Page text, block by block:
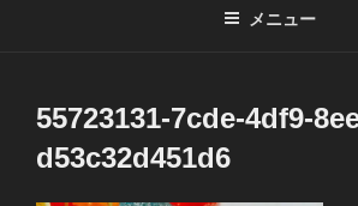
メニュー
55723131-7cde-4df9-
d53c32d451d6